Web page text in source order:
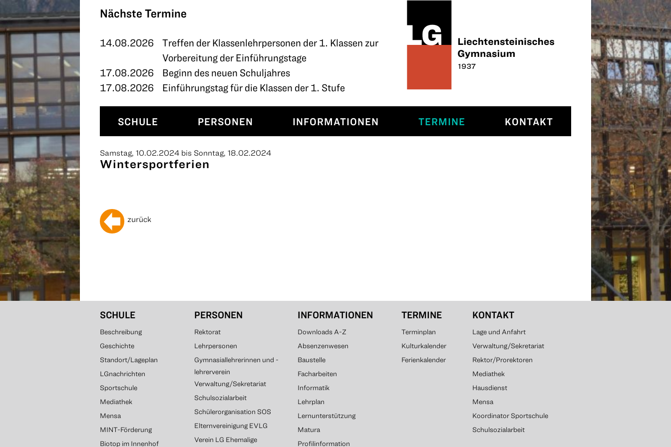
Nächste Termine
14.08.2026
Treffen der Klassenlehrpersonen der 1. Klassen zur
Vorbereitung der Einführungstage
17.08.2026
Beginn des neuen Schuljahres
17.08.2026
Einführungstag für die Klassen der 1. Stufe
SCHULE PERSONEN INFORMATIONEN TERMINE KONTAKT
KONTAKT
Samstag, 10.02.2024 bis Sonntag, 18.02.2024
Wintersportferien
zurück
SCHULE
Beschreibung
Geschichte
Standort/Lageplan
LGnachrichten
Sportschule
Mediathek
Mensa
MINT-Förderung
Biotop im Innenhof
PERSONEN
Rektorat
Lehrpersonen
Gymnasiallehrerinnen und -
lehrerverein
Verwaltung/Sekretariat
Schulsozialarbeit
Schülerorganisation SOS
Elternvereinigung EVLG
Verein LG Ehemalige
INFORMATIONEN
Downloads A-Z
Absenzenwesen
Baustelle
Facharbeiten
Informatik
Lehrplan
Lernunterstützung
Matura
Profilinformation
TERMINE
Terminplan
Kulturkalender
Ferienkalender
KONTAKT
Lage und Anfahrt
Verwaltung/Sekretariat
Rektor/Prorektoren
Mediathek
Hausdienst
Mensa
Koordinator Sportschule
Schulsozialarbeit